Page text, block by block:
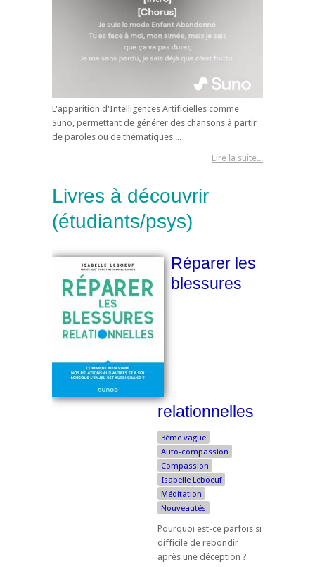
L'apparition d'Intelligences Artificielles comme
Suno, permettant de générer des chansons à partir
de paroles ou de thématiques ...
Lire la suite...
Livres à découvrir
(étudiants/psys)
Réparer les
blessures
relationnelles
3ème vague
Auto-compassion
Compassion
Isabelle Leboeuf
Méditation
Nouveautés
Pourquoi est-ce parfois si
difficile de rebondir
après une déception ?